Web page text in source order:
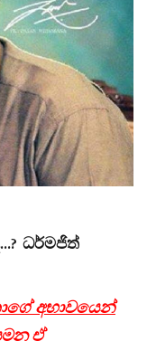
ධර්මජිත්
අභාවයෙන්
ඒ